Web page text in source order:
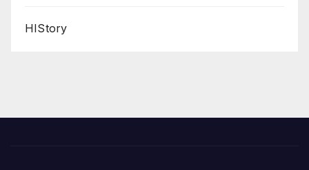
HIStory